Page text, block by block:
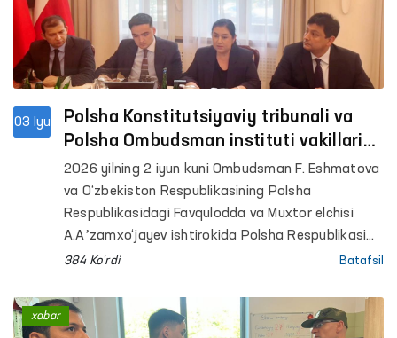
03 Iyu
Polsha Konstitutsiyaviy tribunali va
Polsha Ombudsman instituti vakillari
bilan muloqot
2026 yilning 2 iyun kuni Ombudsman F. Eshmatova
va O‘zbekiston Respublikasining Polsha
Respublikasidagi Favqulodda va Muxtor elchisi
A.Aʼzamxo‘jayev ishtirokida Polsha Respublikasi
Konstitutsiyaviy tribunali (Konstitutsiyaviy sud)
uchrashuv o‘tkazdi.
384 Ko'rdi Batafsil
xabar